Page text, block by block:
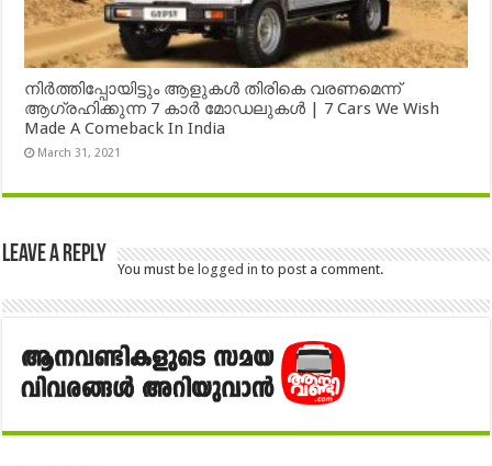
നിർത്തിപ്പോയിട്ടും ആളുകൾ തിരികെ വരണമെന്ന്
ആഗ്രഹിക്കുന്ന 7 കാർ മോഡലുകൾ | 7 Cars We Wish
Made A Comeback In India
March 31, 2021
Leave a Reply
You must be logged in to post a comment.